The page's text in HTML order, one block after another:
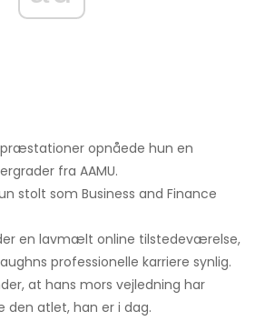
opnåede hun en
fra AAMU.
stolt som Business and Finance
en lavmælt online tilstedeværelse,
professionelle karriere synlig.
at hans mors vejledning har
atlet, han er i dag.